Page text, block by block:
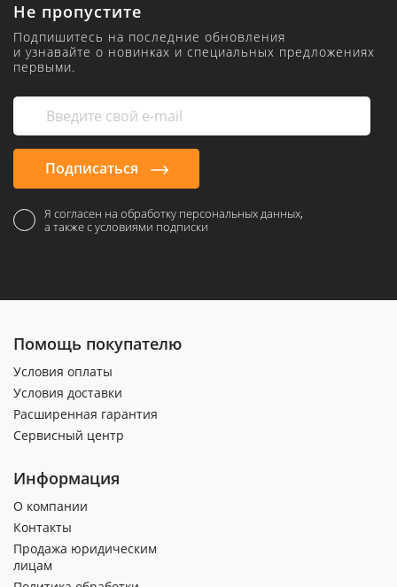
Не пропустите
Подпишитесь на последние обновления
и узнавайте о новинках и специальных предложениях
первыми.
Подписаться
Я согласен на обработку персональных данных,
а также с условиями подписки
Помощь покупателю
Условия оплаты
Условия доставки
Расширенная гарантия
Сервисный центр
Информация
О компании
Контакты
Продажа юридическим
лицам